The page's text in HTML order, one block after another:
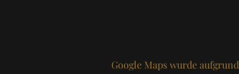
Google Maps wurde